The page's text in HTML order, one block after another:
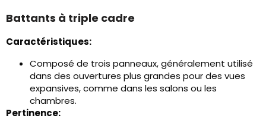
Battants à triple cadre
Caractéristiques:
Composé de trois panneaux, généralement utilisé
dans des ouvertures plus grandes pour des vues
expansives, comme dans les salons ou les
chambres.
Pertinence: